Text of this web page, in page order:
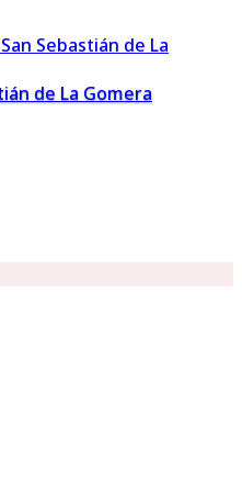
de La Gomera